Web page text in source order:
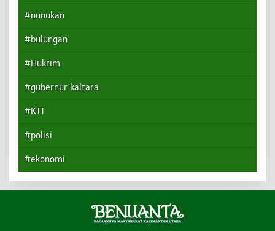
#nunukan
#bulungan
#Hukrim
#gubernur kaltara
#KTT
#polisi
#ekonomi